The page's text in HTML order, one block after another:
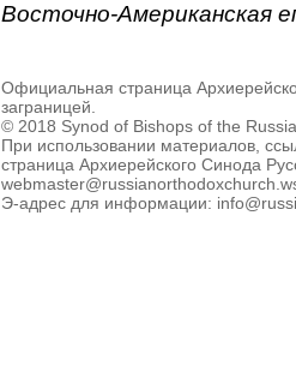
Восточно-Американская
Официальная страница
заграницей.
© 2018 Synod of Bishops of the
При использовании материалов,
страница Архиерейского Синода
Э-адрес для информации: